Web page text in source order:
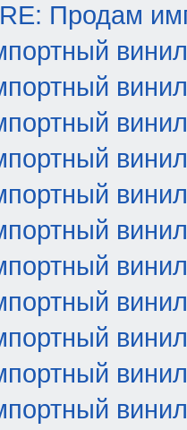
RE: Продам
винил
винил
винил
винил
винил
винил
винил
винил
винил
винил
винил